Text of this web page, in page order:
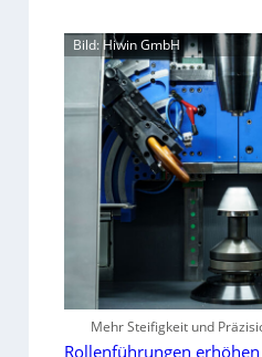
Bild: Hiwin GmbH
Mehr Steifigkeit und